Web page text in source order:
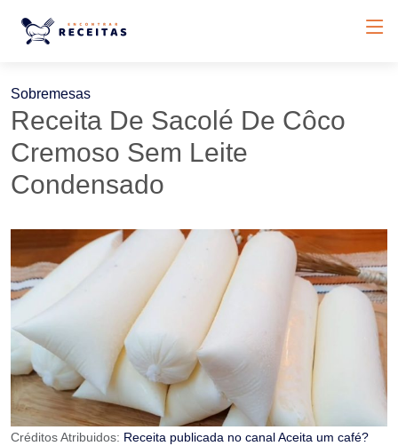
Sobremesas
Receita De Sacolé De Côco
Cremoso Sem Leite
Condensado
Créditos Atribuidos: Receita publicada no canal Aceita um café?